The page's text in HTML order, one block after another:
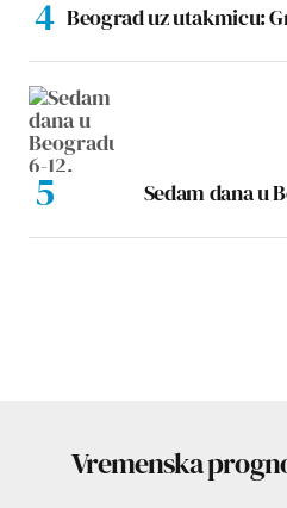
Beograd uz utakmicu:
Sedam dana u
Vremenska